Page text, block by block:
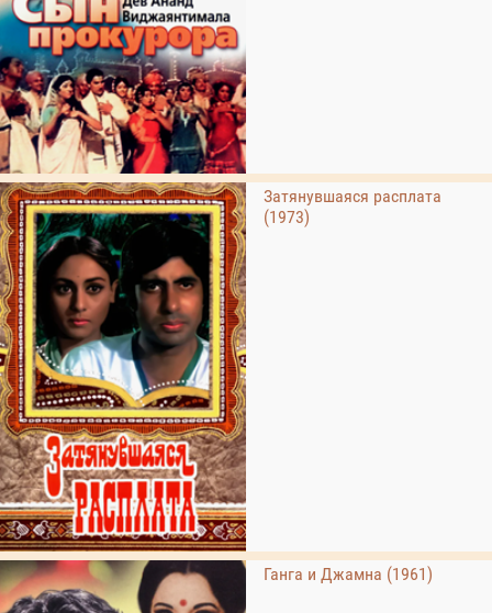
Затянувшаяся расплата
(1973)
Ганга и Джамна (1961)